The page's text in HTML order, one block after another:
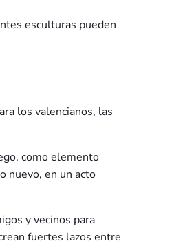
esculturas pueden
los valencianos, las
como elemento
nuevo, en un acto
y vecinos para
fuertes lazos entre